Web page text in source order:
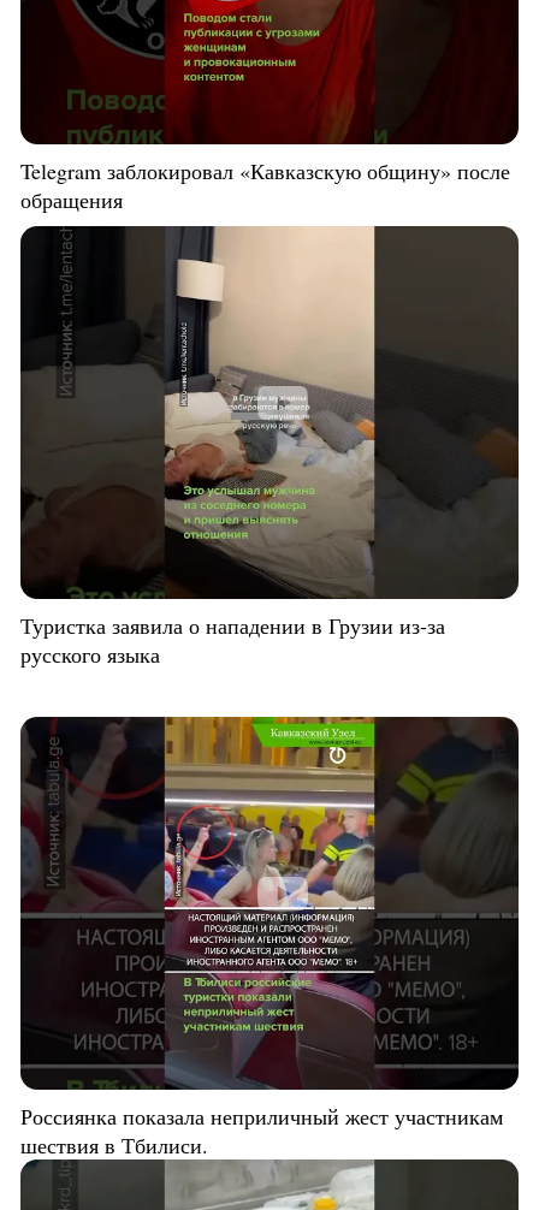
Telegram заблокировал «Кавказскую общину» после
обращения
Туристка заявила о нападении в Грузии из-за
русского языка
Россиянка показала неприличный жест участникам
шествия в Тбилиси.